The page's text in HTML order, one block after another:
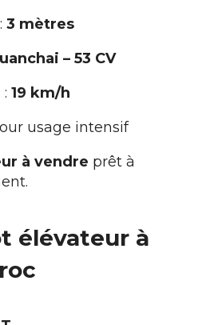
3 mètres
– 53 CV
19 km/h
usage intensif
à vendre prêt à
élévateur à